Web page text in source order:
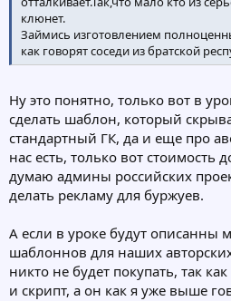
клюнет.
Займись изготовлением
как говорят соседи из братской
Ну это понятно, только вот в
сделать шаблон, который
стандартный ГК, да и еще про
нас есть, только вот стоимость
думаю админы российских
делать рекламу для буржуев.
А если в уроке будут описанны
шаблоннов для наших
никто не будет покупать, так
и скрипт, а он как я уже выше